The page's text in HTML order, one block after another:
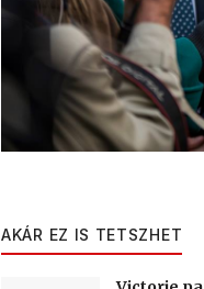
AKÁR EZ IS TETSZHET